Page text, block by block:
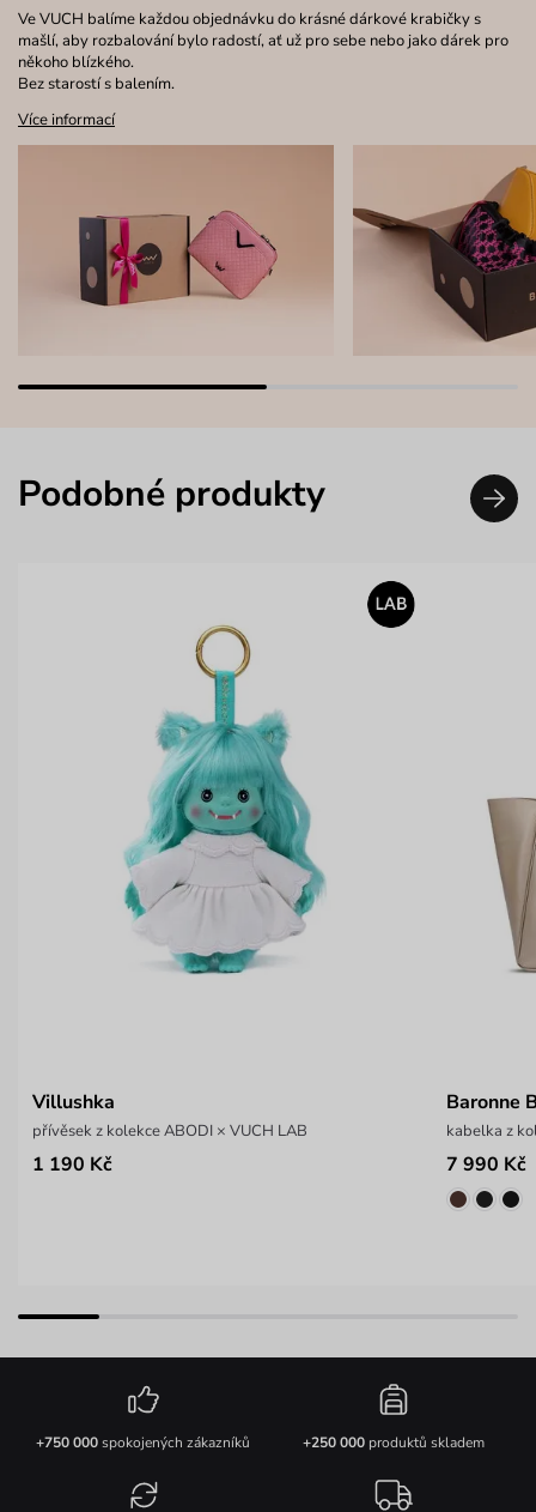
Ve VUCH balíme každou objednávku do krásné dárkové krabičky s
mašlí, aby rozbalování bylo radostí, ať už pro sebe nebo jako dárek pro
někoho blízkého.
Bez starostí s balením.
Více informací
Podobné produkty
Villushka
přívěsek z kolekce ABODI × VUCH LAB
1 190 Kč
Baronne
kabelka z
7 990 Kč
+750 000spokojených zákazníků +250 000produktů skladem